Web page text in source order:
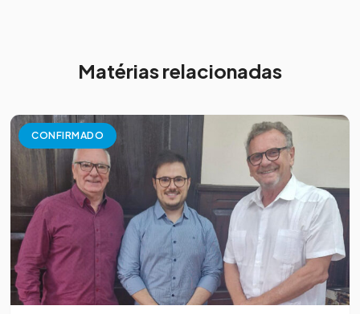
Matérias relacionadas
CONFIRMADO